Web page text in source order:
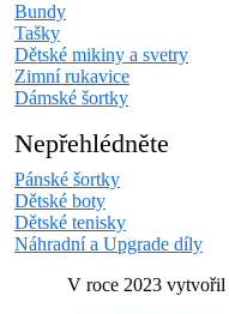
Bundy
Tašky
Dětské mikiny a svetry
Zimní rukavice
Dámské šortky
Nepřehlédněte
Pánské šortky
Dětské boty
Dětské tenisky
Náhradní a Upgrade díly
V roce 2023 vytvořil